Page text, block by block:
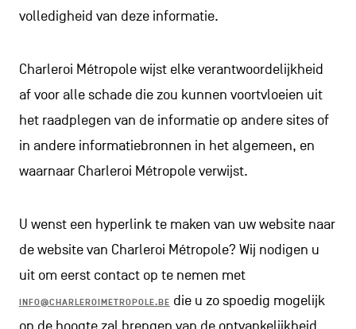
volledigheid van deze informatie.
Charleroi Métropole wijst elke verantwoordelijkheid
af voor alle schade die zou kunnen voortvloeien uit
het raadplegen van de informatie op andere sites of
in andere informatiebronnen in het algemeen, en
waarnaar Charleroi Métropole verwijst.
U wenst een hyperlink te maken van uw website naar
de website van Charleroi Métropole? Wij nodigen u
uit om eerst contact op te nemen met
INFO@CHARLEROIMETROPOLE.BE die u zo spoedig mogelijk